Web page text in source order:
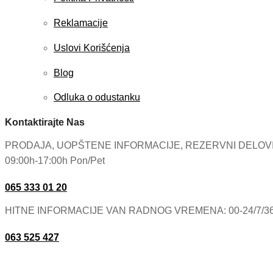
Reklamacije
Uslovi Korišćenja
Blog
Odluka o odustanku
Kontaktirajte Nas
PRODAJA, UOPŠTENE INFORMACIJE, REZERVNI
09:00h-17:00h Pon/Pet
065 333 01 20
HITNE INFORMACIJE VAN RADNOG VREMENA: 00-24/7/
063 525 427